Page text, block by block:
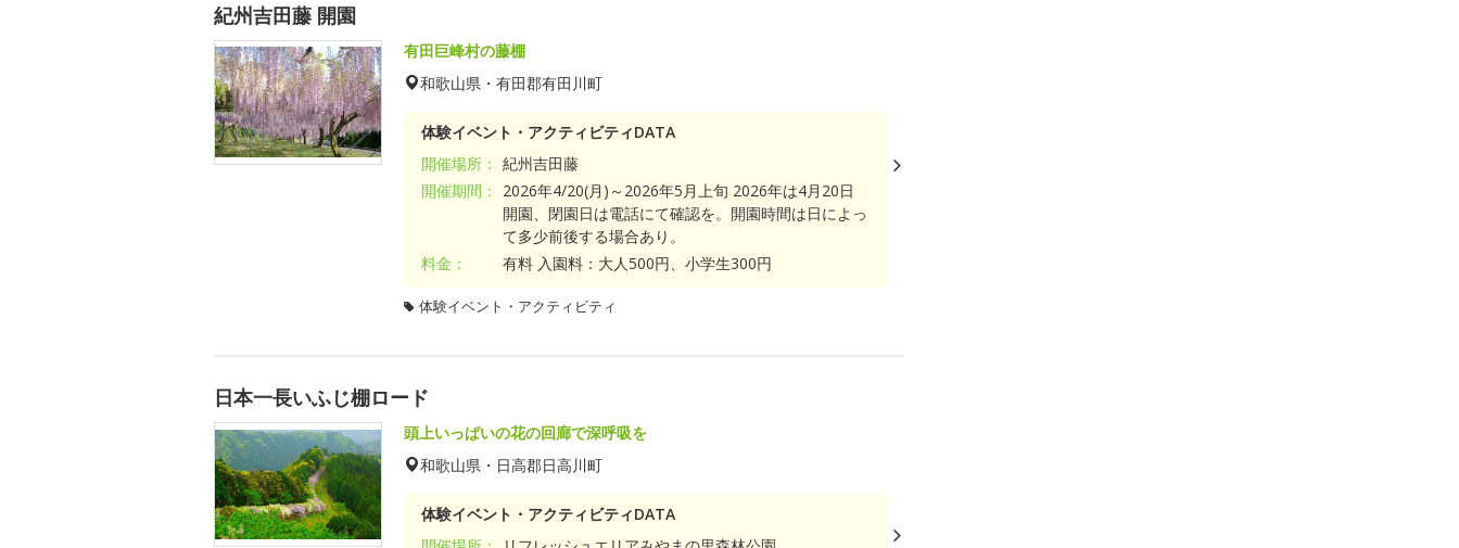
紀州吉田藤 開園
有田巨峰村の藤棚
和歌山県・有田郡有田川町
体験イベント・アクティビティDATA
開催場所： 紀州吉田藤
開催期間：
2026年4/20(月)～2026年5月上旬 2026年は4月20日
開園、閉園日は電話にて確認を。開園時間は日によっ
て多少前後する場合あり。
料金：
有料 入園料：大人500円、小学生300円
体験イベント・アクティビティ
日本一長いふじ棚ロード
頭上いっぱいの花の回廊で深呼吸を
和歌山県・日高郡日高川町
体験イベント・アクティビティDATA